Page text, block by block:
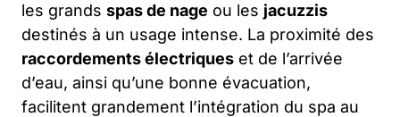
les grands spas de nage ou les jacuzzis
destinés à un usage intense. La proximité des
raccordements électriques et de l’arrivée
d’eau, ainsi qu’une bonne évacuation,
facilitent grandement l’intégration du spa au